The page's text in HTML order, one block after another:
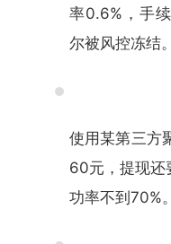
率0.6%，手
尔被风控冻结。
使用某第三方
60元，提现还
功率不到70%。